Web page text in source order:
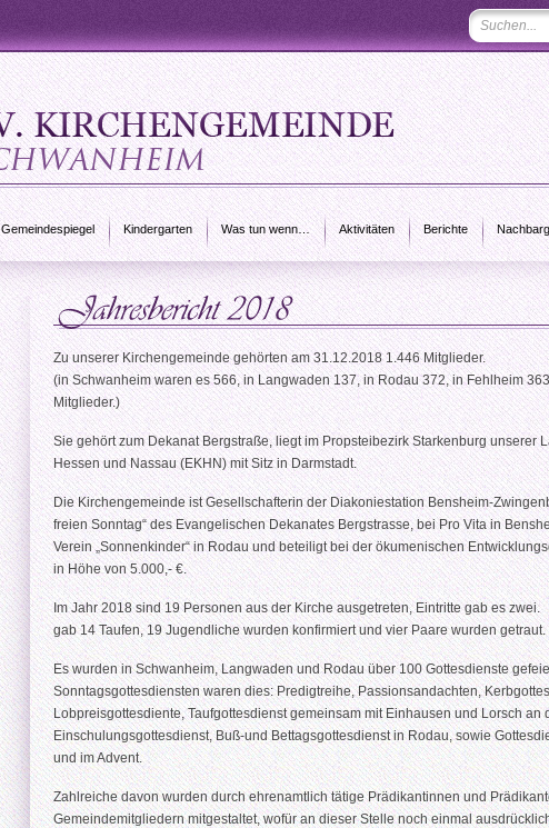
Gemeindespiegel Kindergarten Was tun wenn… Aktivitäten Berichte
Zu unserer Kirchengemeinde gehörten am 31.12.2018 1.446 Mitglieder.
(in Schwanheim waren es 566, in Langwaden 137, in Rodau 372, in Fehlheim
Mitglieder.)
Sie gehört zum Dekanat Bergstraße, liegt im Propsteibezirk Starkenburg unserer
Hessen und Nassau (EKHN) mit Sitz in Darmstadt.
Die Kirchengemeinde ist Gesellschafterin der Diakoniestation Bensheim-
freien Sonntag“ des Evangelischen Dekanates Bergstrasse, bei Pro Vita in
Verein „Sonnenkinder“ in Rodau und beteiligt bei der ökumenischen
in Höhe von 5.000,- €.
Im Jahr 2018 sind 19 Personen aus der Kirche ausgetreten, Eintritte gab es
gab 14 Taufen, 19 Jugendliche wurden konfirmiert und vier Paare wurden getraut.
Es wurden in Schwanheim, Langwaden und Rodau über 100 Gottesdienste
Sonntagsgottesdiensten waren dies: Predigtreihe, Passionsandachten,
Lobpreisgottesdiente, Taufgottesdienst gemeinsam mit Einhausen und Lorsch an
Einschulungsgottesdienst, Buß-und Bettagsgottesdienst in Rodau, sowie
und im Advent.
Zahlreiche davon wurden durch ehrenamtlich tätige Prädikantinnen und
Gemeindemitgliedern mitgestaltet, wofür an dieser Stelle noch einmal